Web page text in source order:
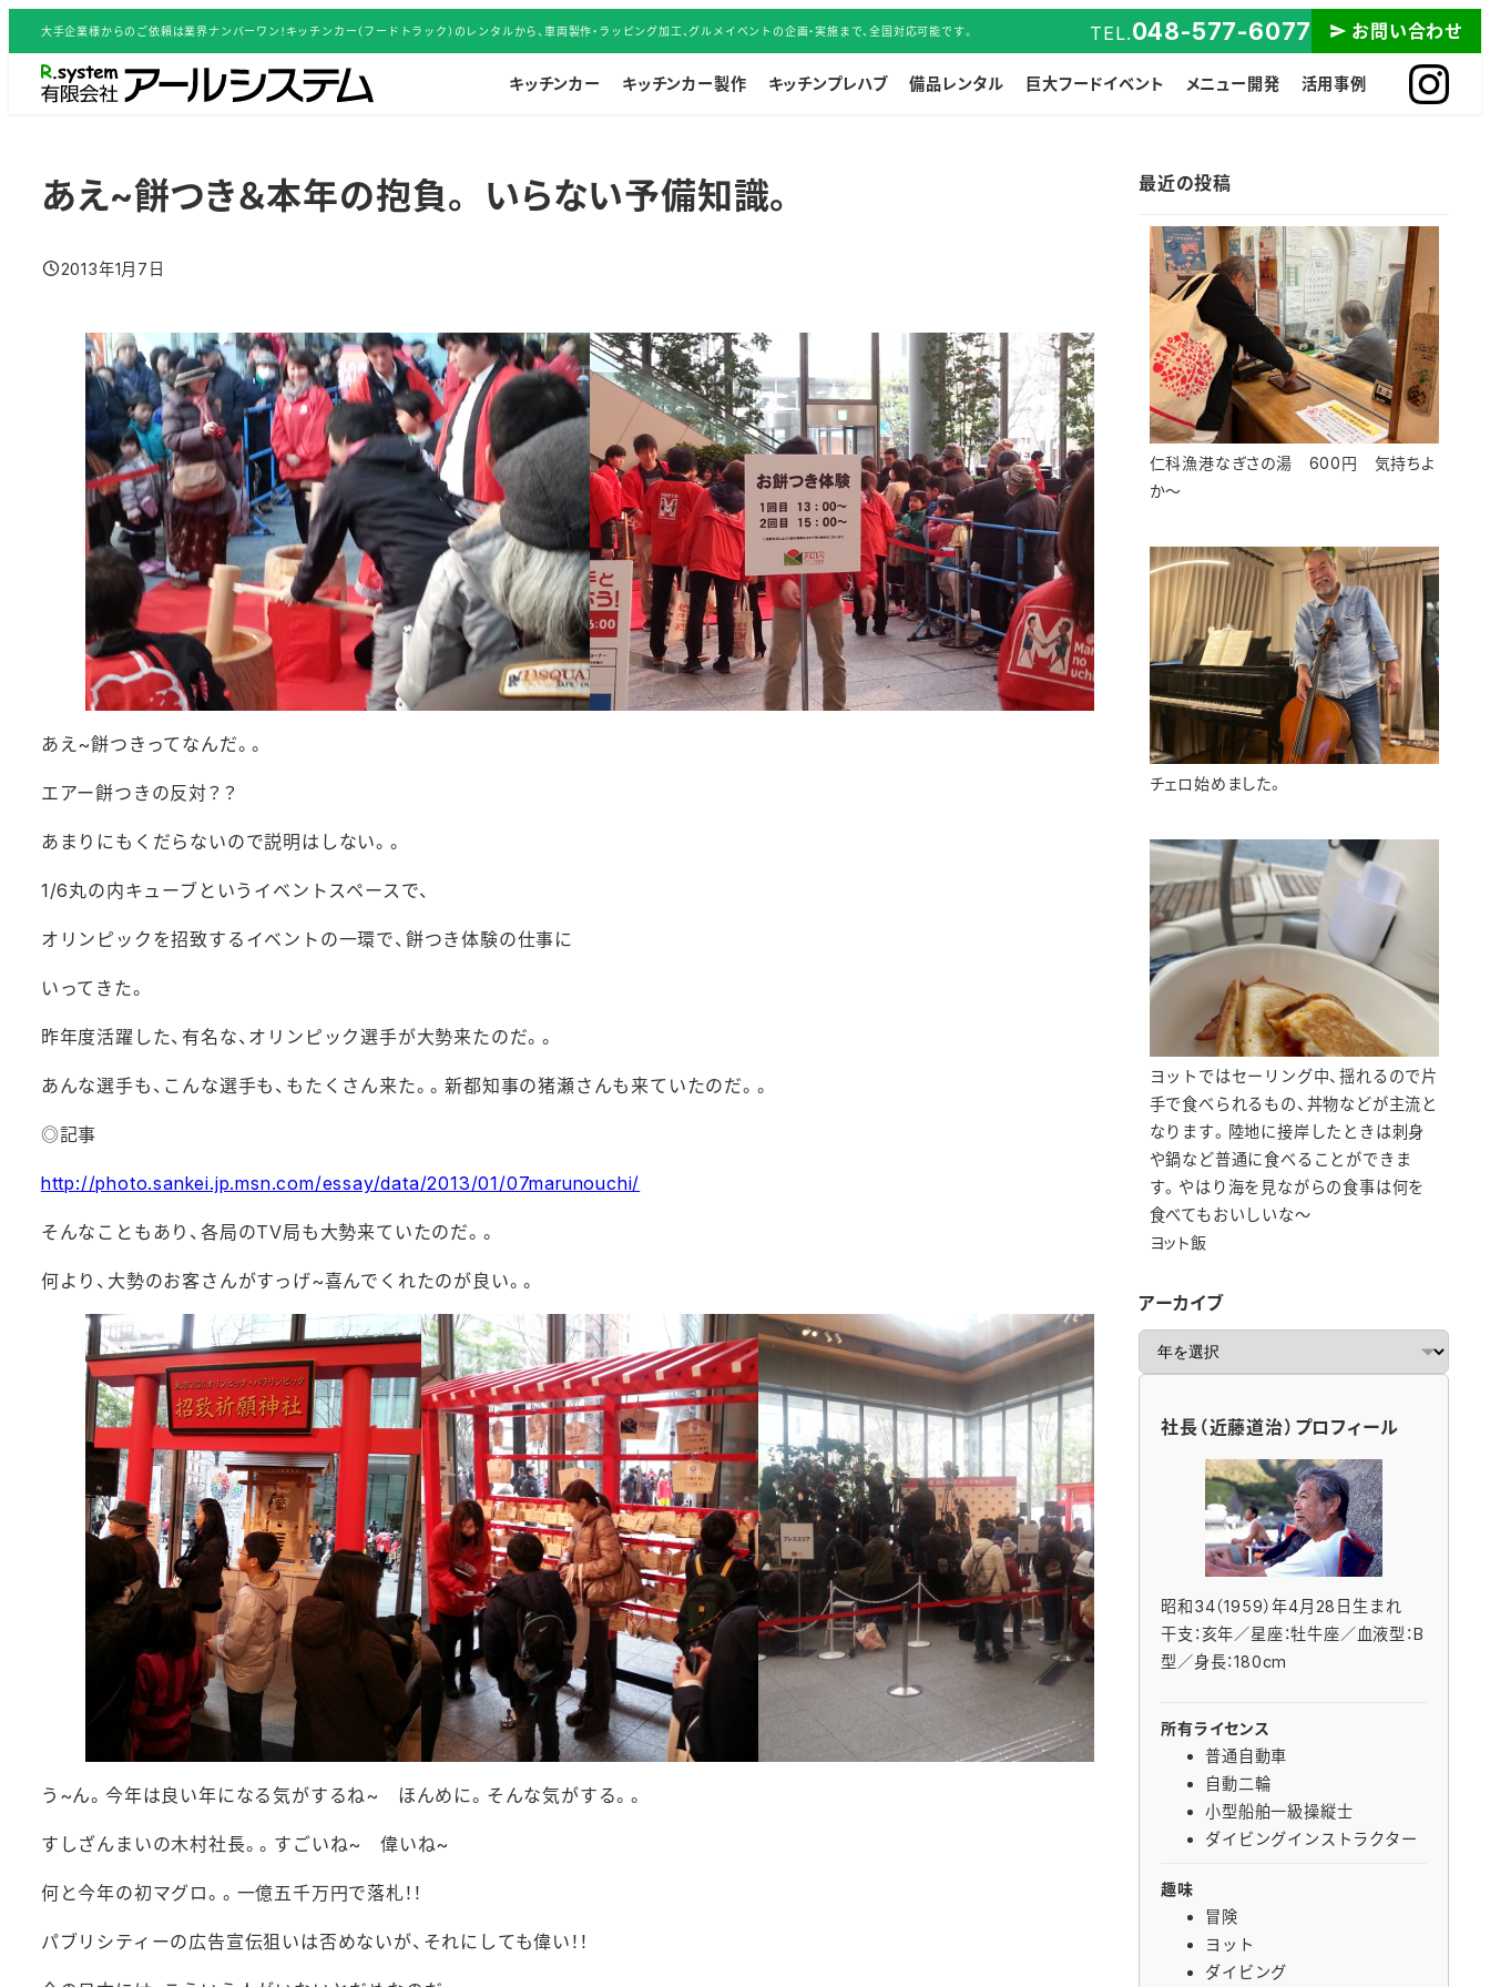
イ
大手企業様からのご依頼は業界ナンバーワン！キッチンカー（フードトラック）のレンタルから、車両製作・ラッピング加工、グルメイベントの企画・実施まで、全国対応可能です。 TEL.048-577-6077 お問い合わせ
キッチンカー キッチンカー製作 キッチンプレハブ 備品レンタル 巨大フードイベント メニュー開発 活用事例
あえ~餅つき＆本年の抱負。 いらない予備知識。
投稿日
2013年1月7日
あえ~餅つきってなんだ。。
エアー餅つきの反対？？
あまりにもくだらないので説明はしない。。
1/6丸の内キューブというイベントスペースで、
オリンピックを招致するイベントの一環で、餅つき体験の仕事に
いってきた。
昨年度活躍した、有名な、オリンピック選手が大勢来たのだ。。
あんな選手も、こんな選手も、もたくさん来た。。新都知事の猪瀬さんも来ていたのだ。。
◎記事
http://photo.sankei.jp.msn.com/essay/data/2013/01/07marunouchi/
そんなこともあり、各局のTV局も大勢来ていたのだ。。
何より、大勢のお客さんがすっげ~喜んでくれたのが良い。。
う~ん。今年は良い年になる気がするね~ ほんめに。そんな気がする。。
すしざんまいの木村社長。。すごいね~ 偉いね~
何と今年の初マグロ。。一億五千万円で落札！！
パブリシティーの広告宣伝狙いは否めないが、それにしても偉い！！
最近の投稿
仁科漁港なぎさの湯 600円 気持ちよ
か～
チェロ始めました。
ヨット飯
ヨットではセーリング中、揺れるので片
手で食べられるもの、丼物などが主流と
なります。陸地に接岸したときは刺身
や鍋など普通に食べることができま
す。やはり海を見ながらの食事は何を
食べてもおいしいな～
アーカイブ
ー
社長（近藤道治）プロフィール
昭和34（1959）年4月28日生まれ
干支：亥年／星座：牡牛座／血液型：B
型／身長：180cm
所有ライセンス
普通自動車
自動二輪
小型船舶一級操縦士
ダイビングインストラクター
趣味
冒険
ヨット
ダイビング